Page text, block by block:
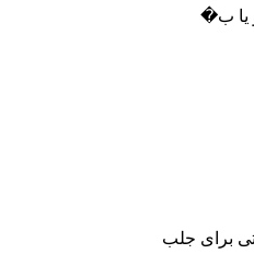
یا ب�